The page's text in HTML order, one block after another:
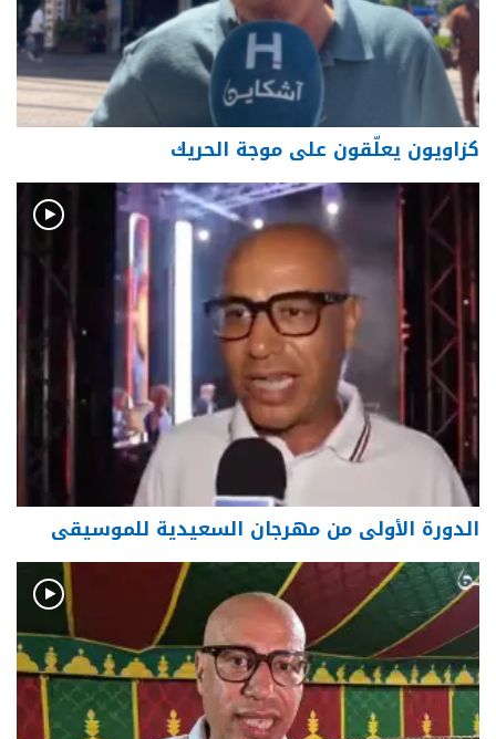
كزاويون يعلّقون على موجة الحريك
الدورة الأولى من مهرجان السعيدية للموسيقى